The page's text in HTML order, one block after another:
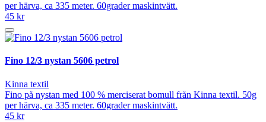
per härva, ca 335 meter. 60grader maskintvätt.
45 kr
Fino 12/3 nystan 5606 petrol
Kinna textil
Fino på nystan med 100 % merciserat bomull från Kinna textil. 50g
per härva, ca 335 meter. 60grader maskintvätt.
45 kr